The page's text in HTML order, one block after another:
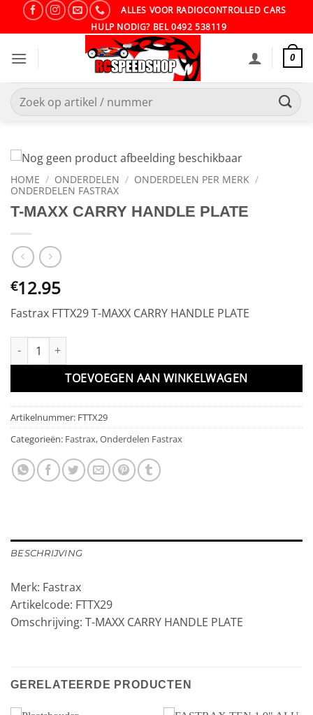
ALLES VOOR RADIOCONTROLLED CARS
HULP NODIG? BEL 0492 538119
0
Zoeken
naar:
HOME / ONDERDELEN / ONDERDELEN PER MERK /
ONDERDELEN FASTRAX
T-MAXX CARRY HANDLE PLATE
€12.95
Fastrax FTTX29 T-MAXX CARRY HANDLE PLATE
T-MAXX CARRY HANDLE PLATE aantal
TOEVOEGEN AAN WINKELWAGEN
Artikelnummer: FTTX29
Categorieën: Fastrax,Onderdelen Fastrax
BESCHRIJVING
Merk: Fastrax
Artikelcode: FTTX29
Omschrijving: T-MAXX CARRY HANDLE PLATE
GERELATEERDE PRODUCTEN